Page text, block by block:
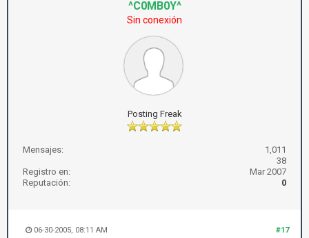
^C0MB0Y^
Sin conexión
Posting Freak
Mensajes:
1,011
38
Registro en:
Mar 2007
Reputación:
0
#17
06-30-2005, 08:11 AM